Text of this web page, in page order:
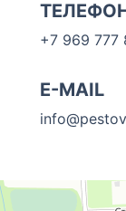
+7 969 777
E-MAIL